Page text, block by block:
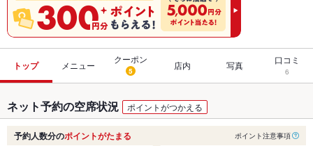
トップ メニュー
クーポン
5 店内 写真 口コミ
6
ネット予約の空席状況 ポイントがつかえる
予約人数分のポイントがたまる ポイント注意事項